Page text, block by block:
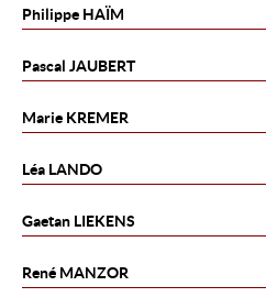
Philippe HAÏM
Pascal JAUBERT
Marie KREMER
Léa LANDO
Gaetan LIEKENS
René MANZOR